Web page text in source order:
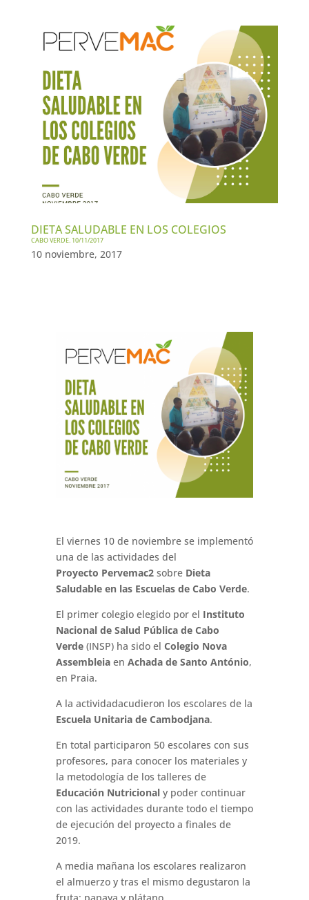
DIETA SALUDABLE EN LOS COLEGIOS
CABO VERDE. 10/11/2017
10 noviembre, 2017
El viernes 10 de noviembre se implementó
una de las actividades del
Proyecto Pervemac2sobre Dieta
Saludable en las Escuelas de Cabo Verde.
El primer colegio elegido por el Instituto
Nacional de Salud Pública de Cabo
Verde(INSP) ha sido el Colegio Nova
Assembleiaen Achada de Santo António,
en Praia.
A la actividadacudieron los escolares de la
Escuela Unitaria de Cambodjana.
En total participaron 50 escolares con sus
profesores, para conocer los materiales y
la metodología de los talleres de
Educación Nutricionaly poder continuar
con las actividades durante todo el tiempo
de ejecución del proyecto a finales de
2019.
A media mañana los escolares realizaron
el almuerzo y tras el mismo degustaron la